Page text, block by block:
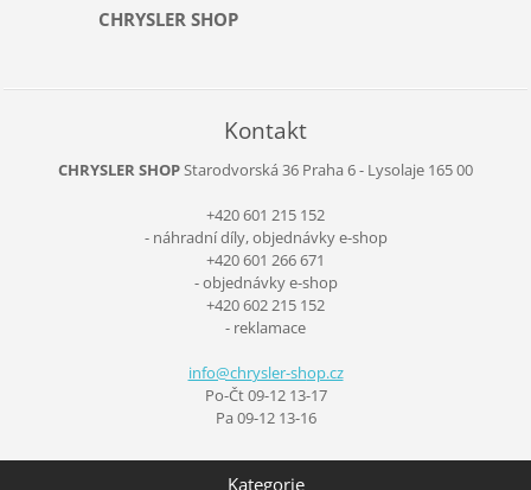
CHRYSLER SHOP
Kontakt
CHRYSLER SHOPStarodvorská 36 Praha 6 - Lysolaje 165 00
+420 601 215 152
- náhradní díly, objednávky e-shop
+420 601 266 671
- objednávky e-shop
+420 602 215 152
- reklamace
info@chrysler-shop.cz
Po-Čt 09-12 13-17
Pa 09-12 13-16
Kategorie